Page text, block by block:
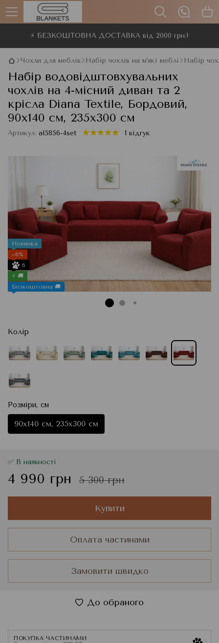
⚡ БЕЗКОШТОВНА ДОСТАВКА від 2000 грн.!
Чохли для меблів Набір чохлів на м'які меблі Набір
Набір водовідштовхувальних
чохлів на 4-місний диван та 2
крісла Diana Textile, Бордовий,
90x140 см, 235x300 см
Артикул: al5856-4set 1 відгук
Новинка
−6%
6
⚡ 🚚
Безкоштовна 🚚
Колір
Розміри, см
90x140 см, 235x300 см
✅ В наявності
4 990 грн 5 300 грн
Купити
Оплата частинами
Замовити швидко
До обраного
ПОКУПКА ЧАСТИНАМИ